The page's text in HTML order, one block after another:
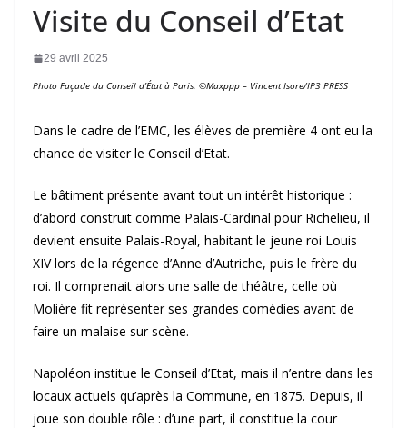
Visite du Conseil d’Etat
29 avril 2025
Photo Façade du Conseil d’État à Paris. ©Maxppp – Vincent Isore/IP3 PRESS
Dans le cadre de l’EMC, les élèves de première 4 ont eu la
chance de visiter le Conseil d’Etat.
Le bâtiment présente avant tout un intérêt historique :
d’abord construit comme Palais-Cardinal pour Richelieu, il
devient ensuite Palais-Royal, habitant le jeune roi Louis
XIV lors de la régence d’Anne d’Autriche, puis le frère du
roi. Il comprenait alors une salle de théâtre, celle où
Molière fit représenter ses grandes comédies avant de
faire un malaise sur scène.
Napoléon institue le Conseil d’Etat, mais il n’entre dans les
locaux actuels qu’après la Commune, en 1875. Depuis, il
joue son double rôle : d’une part, il constitue la cour